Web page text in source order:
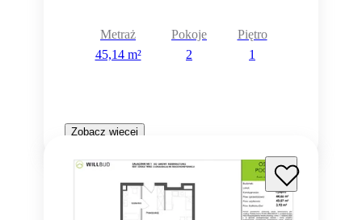
Metraż
45,14 m²
Pokoje
2
Piętro
1
Zobacz więcej